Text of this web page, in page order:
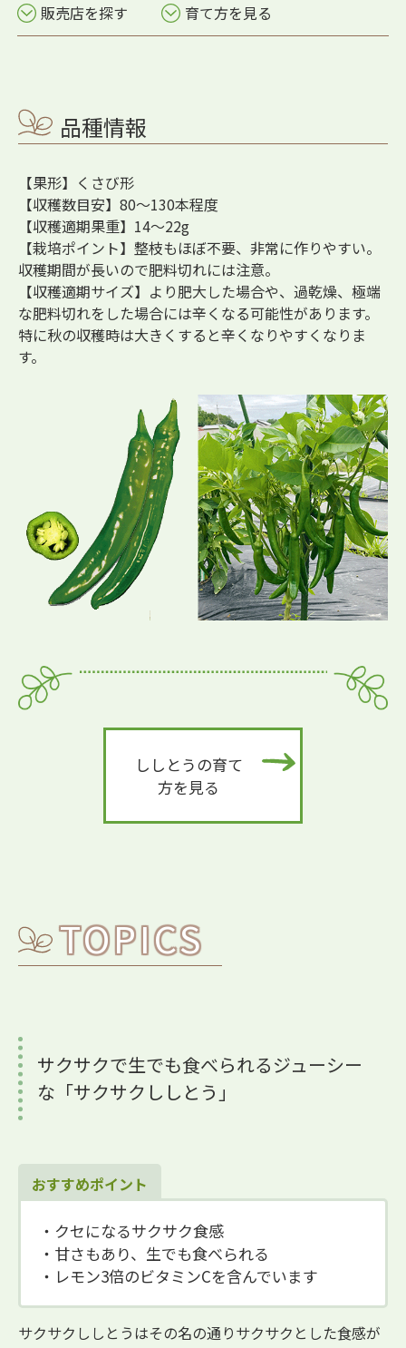
販売店を探す 育て方を見る
品種情報
【果形】くさび形
【収穫数目安】80～130本程度
【収穫適期果重】14～22g
【栽培ポイント】整枝もほぼ不要、非常に作りやすい。
収穫期間が長いので肥料切れには注意。
【収穫適期サイズ】より肥大した場合や、過乾燥、極端
な肥料切れをした場合には辛くなる可能性があります。
特に秋の収穫時は大きくすると辛くなりやすくなりま
す。
ししとうの育て
方を見る
TOPICS
サクサクで生でも食べられるジューシー
な「サクサクししとう」
おすすめポイント
・クセになるサクサク食感
・甘さもあり、生でも食べられる
・レモン3倍のビタミンCを含んでいます
サクサクししとうはその名の通りサクサクとした食感が